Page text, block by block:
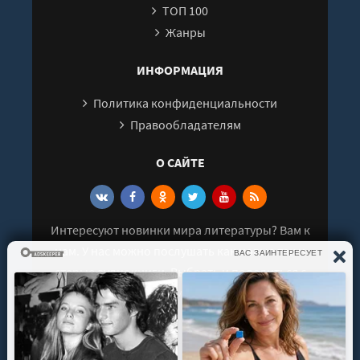
ТОП 100
Жанры
ИНФОРМАЦИЯ
Политика конфиденциальности
Правообладателям
О САЙТЕ
Интересуют новинки мира литературы? Вам к
нам. У нас можно послушать как новые так и
старые аудиокниги. Выбрать и поделиться с
друзьями лучшими аудиокнигами!